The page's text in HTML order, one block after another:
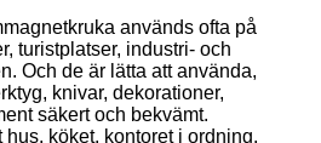
används ofta på
turistplatser, industri- och
Och de är lätta att använda,
knivar, dekorationer,
säkert och bekvämt.
hus, köket, kontoret i ordning,